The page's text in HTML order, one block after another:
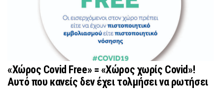
«Χώρος Covid Free» = «Χώρος χωρίς Covid»!
Αυτό που κανείς δεν έχει τολμήσει να ρωτήσει